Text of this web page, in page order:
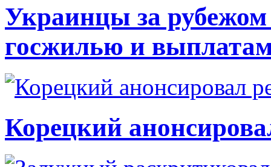
Украинцы за рубежом
госжилью и
Корецкий